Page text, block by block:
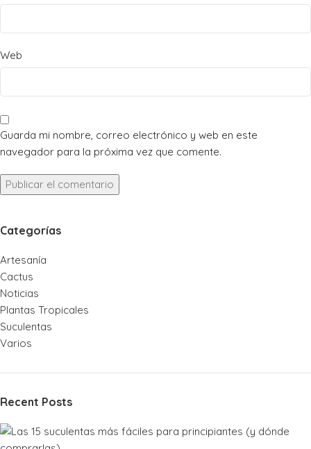
Web
Guarda mi nombre, correo electrónico y web en este
navegador para la próxima vez que comente.
Categorías
Artesanía
Cactus
Noticias
Plantas Tropicales
Suculentas
Varios
Recent Posts